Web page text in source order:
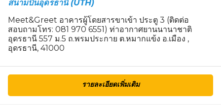
สนามบินอุดรธานี (UTH)
Meet&Greet อาคารผู้โดยสารขาเข้า ประตู 3 (ติดต่อ
สอบถามโทร: 081 970 6551) ท่าอากาศยานนานาชาติ
อุดรธานี 557 ม.5 ถ.พรมประกาย ต.หมากแข้ง อ.เมือง ,
อุดรธานี, 41000
รายละเอียดเพิ่มเติม